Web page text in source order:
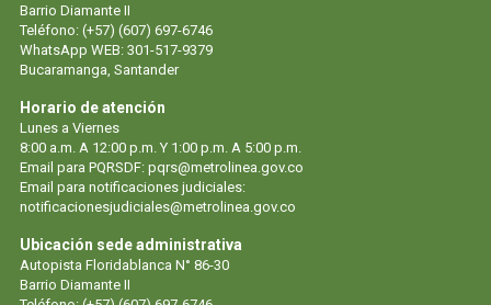
Barrio Diamante II
Teléfono: (+57) (607) 697-6746
WhatsApp WEB: 301-517-9379
Bucaramanga, Santander
Horario de atención
Lunes a Viernes
8:00 a.m. A 12:00 p.m. Y 1:00 p.m. A 5:00 p.m.
Email para PQRSDF: pqrs@metrolinea.gov.co
Email para notificaciones judiciales:
notificacionesjudiciales@metrolinea.gov.co
Ubicación sede administrativa
Autopista Floridablanca N° 86-30
Barrio Diamante II